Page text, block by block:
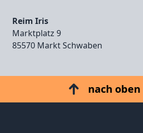
Reim Iris
Marktplatz 9
85570 Markt Schwaben
nach oben